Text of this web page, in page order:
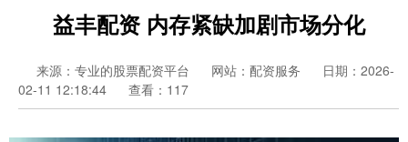
益丰配资 内存紧缺加剧市场分化
来源：专业的股票配资平台 网站：配资服务
日期：2026-
02-11 12:18:44
查看：117